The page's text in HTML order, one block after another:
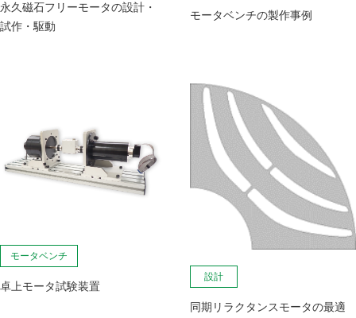
永久磁石フリーモータの設計・
試作・駆動
モータベンチの製作事例
モータベンチ
卓上モータ試験装置
設計
同期リラクタンスモータの最適